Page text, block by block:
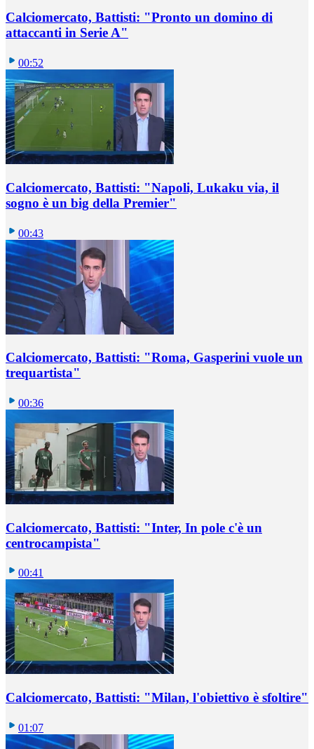
Calciomercato, Battisti: "Pronto un domino di
attaccanti in Serie A"
00:52
Calciomercato, Battisti: "Napoli, Lukaku via, il
sogno è un big della Premier"
00:43
Calciomercato, Battisti: "Roma, Gasperini vuole un
trequartista"
00:36
Calciomercato, Battisti: "Inter, In pole c'è un
centrocampista"
00:41
Calciomercato, Battisti: "Milan, l'obiettivo è sfoltire"
01:07